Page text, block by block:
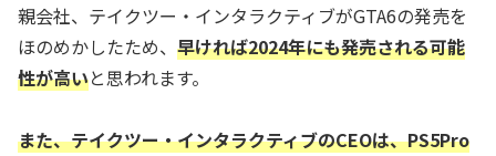
親会社、テイクツー・インタラクティブがGTA6の発売を
ほのめかしたため、 早ければ2024年にも発売される可能
性が高いと思われます。
また、テイクツー・インタラクティブのCEOは、PS5Pro